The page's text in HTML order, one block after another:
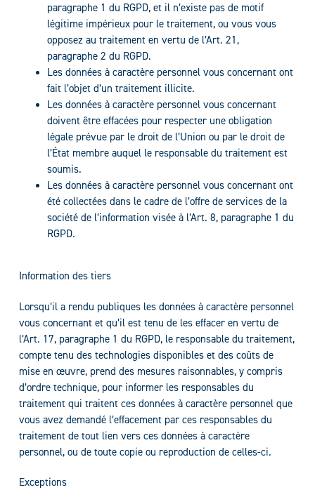
paragraphe 1 du RGPD, et il n’existe pas de motif
légitime impérieux pour le traitement, ou vous vous
opposez au traitement en vertu de l’Art. 21,
paragraphe 2 du RGPD.
Les données à caractère personnel vous concernant ont
fait l’objet d’un traitement illicite.
Les données à caractère personnel vous concernant
doivent être effacées pour respecter une obligation
légale prévue par le droit de l’Union ou par le droit de
l’État membre auquel le responsable du traitement est
soumis.
Les données à caractère personnel vous concernant ont
été collectées dans le cadre de l’offre de services de la
société de l’information visée à l’Art. 8, paragraphe 1 du
RGPD.
Information des tiers
Lorsqu’il a rendu publiques les données à caractère personnel
vous concernant et qu’il est tenu de les effacer en vertu de
l’Art. 17, paragraphe 1 du RGPD, le responsable du traitement,
compte tenu des technologies disponibles et des coûts de
mise en œuvre, prend des mesures raisonnables, y compris
d’ordre technique, pour informer les responsables du
traitement qui traitent ces données à caractère personnel que
vous avez demandé l’effacement par ces responsables du
traitement de tout lien vers ces données à caractère
personnel, ou de toute copie ou reproduction de celles-ci.
Exceptions